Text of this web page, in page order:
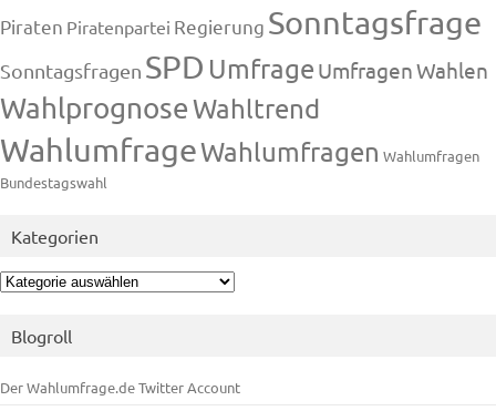
Piraten Piratenpartei Regierung Sonntagsfrage
Sonntagsfragen SPD Umfrage UmfragenWahlen
WahlprognoseWahltrend
WahlumfrageWahlumfragen Wahlumfragen
Bundestagswahl
Kategorien
Kategorien
Blogroll
Der Wahlumfrage.de Twitter Account